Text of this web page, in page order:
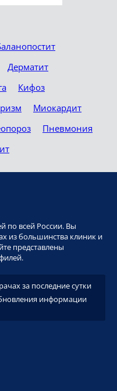
Дерматит
Кифоз
Миокардит
Пневмония
по всей России. Вы
из большинства клиник и
представлены
за последние сутки
информации